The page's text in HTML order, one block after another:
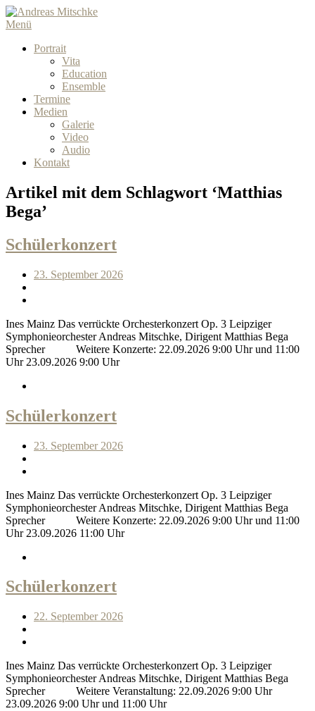
Menü
Portrait
Vita
Education
Ensemble
Termine
Medien
Galerie
Video
Audio
Kontakt
Artikel mit dem Schlagwort ‘Matthias
Bega’
Schülerkonzert
23. September 2026
Ines Mainz Das verrückte Orchesterkonzert Op. 3 Leipziger
Symphonieorchester Andreas Mitschke, Dirigent Matthias Bega
Sprecher Weitere Konzerte: 22.09.2026 9:00 Uhr und 11:00
Uhr 23.09.2026 9:00 Uhr
Schülerkonzert
23. September 2026
Ines Mainz Das verrückte Orchesterkonzert Op. 3 Leipziger
Symphonieorchester Andreas Mitschke, Dirigent Matthias Bega
Sprecher Weitere Konzerte: 22.09.2026 9:00 Uhr und 11:00
Uhr 23.09.2026 11:00 Uhr
Schülerkonzert
22. September 2026
Ines Mainz Das verrückte Orchesterkonzert Op. 3 Leipziger
Symphonieorchester Andreas Mitschke, Dirigent Matthias Bega
Sprecher Weitere Veranstaltung: 22.09.2026 9:00 Uhr
23.09.2026 9:00 Uhr und 11:00 Uhr